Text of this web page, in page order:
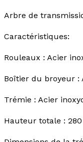
Arbre de
Caractéristiques:
Rouleaux : Acier
Boîtier du broyeur :
Trémie : Acier
Hauteur totale : 280